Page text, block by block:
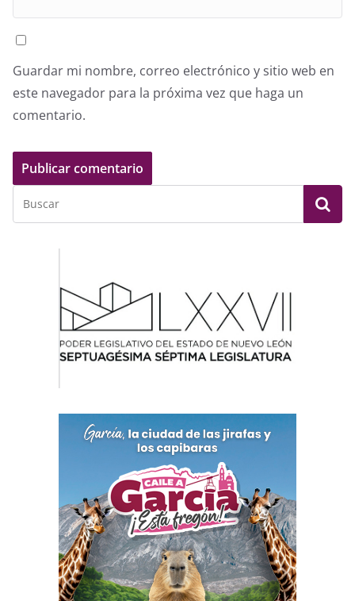
Guardar mi nombre, correo electrónico y sitio web en
este navegador para la próxima vez que haga un
comentario.